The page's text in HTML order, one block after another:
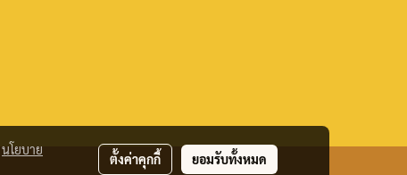
นโยบาย
ตั้งค่าคุกกี้ ยอมรับทั้งหมด